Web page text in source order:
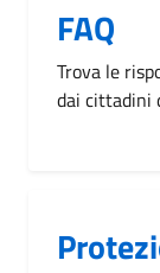
FAQ
Trova le
dai cittadini